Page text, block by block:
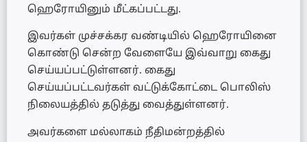
ஹெரோயினும் மீட்கப்பட்டது.
இவர்கள் முச்சக்கர வண்டியில் ஹெரோயினை
கொண்டு சென்ற வேளையே இவ்வாறு கைது
செய்யப்பட்டுள்ளனர். கைது
செய்யப்பட்டவர்கள் வட்டுக்கோட்டை பொலிஸ்
நிலையத்தில் தடுத்து வைத்துள்ளனர்.
அவர்களை மல்லாகம் நீதிமன்றத்தில்